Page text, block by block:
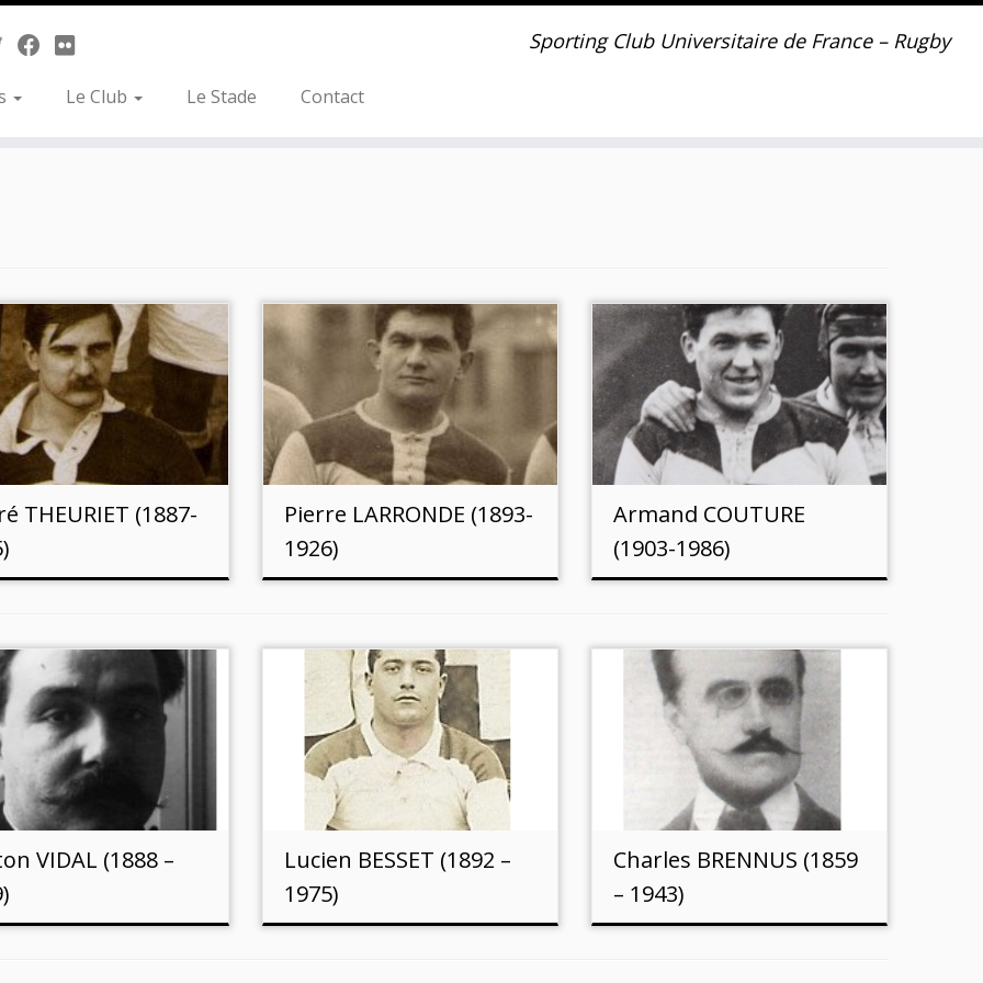
Sporting Club Universitaire de France – Rugby
Le Club Le Stade Contact
THEURIET (1887-
Pierre LARRONDE (1893-
1926)
Armand COUTURE
(1903-1986)
VIDAL (1888 –
Lucien BESSET (1892 –
1975)
Charles BRENNUS (1859
– 1943)